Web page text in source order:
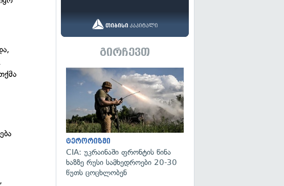
გირჩევთ
ტერორიზმი
CIA: უკრაინაში ფრონტის წინა
ხაზზე რუსი სამხედროები 20-30
წუთს ცოცხლობენ